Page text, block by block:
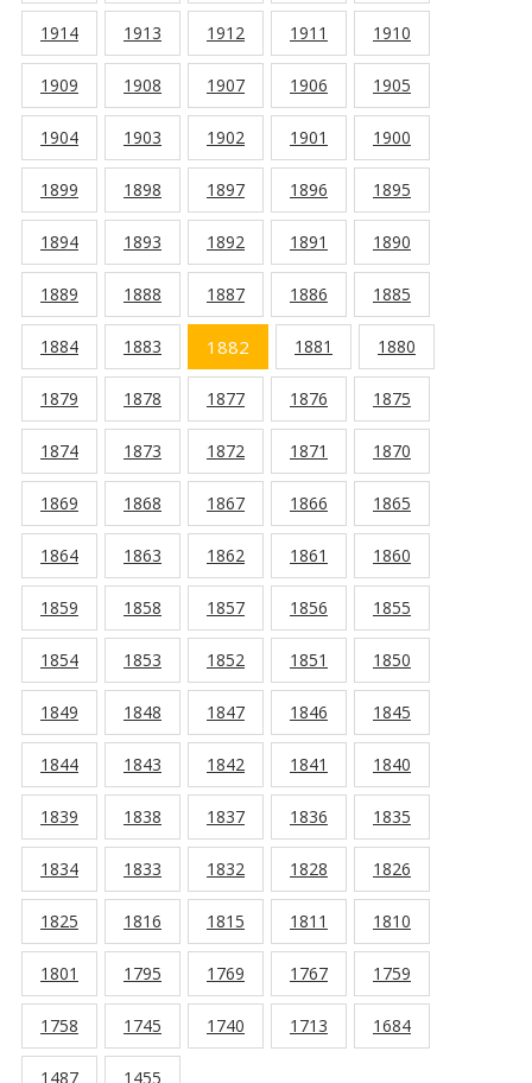
1914 1913 1912 1911 1910
1909 1908 1907 1906 1905
1904 1903 1902 1901 1900
1899 1898 1897 1896 1895
1894 1893 1892 1891 1890
1889 1888 1887 1886 1885
1884 1883 1882 1881 1880
1879 1878 1877 1876 1875
1874 1873 1872 1871 1870
1869 1868 1867 1866 1865
1864 1863 1862 1861 1860
1859 1858 1857 1856 1855
1854 1853 1852 1851 1850
1849 1848 1847 1846 1845
1844 1843 1842 1841 1840
1839 1838 1837 1836 1835
1834 1833 1832 1828 1826
1825 1816 1815 1811 1810
1801 1795 1769 1767 1759
1758 1745 1740 1713 1684
1487 1455